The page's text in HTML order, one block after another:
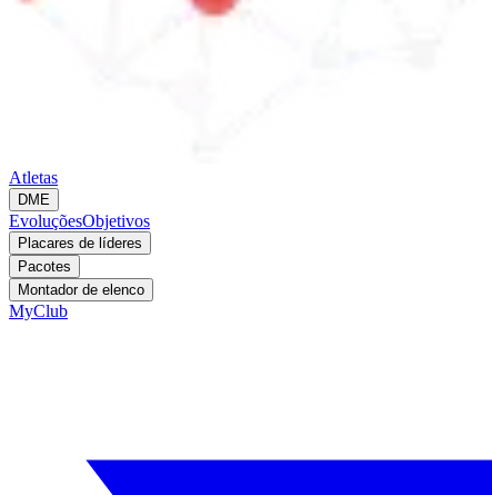
Atletas
DME
EvoluçõesObjetivos
Placares de líderes
Pacotes
Montador de elenco
MyClub